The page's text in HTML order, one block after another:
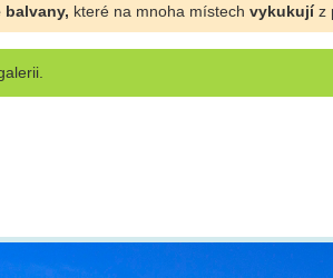
balvany, které na mnoha místech vykukujíz